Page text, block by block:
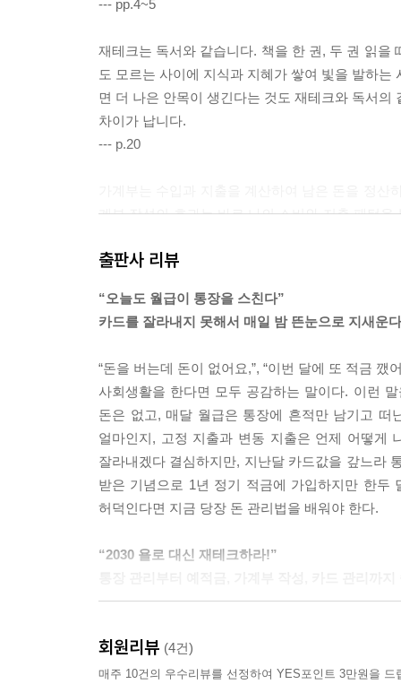
--- pp.4~5
재테크는 독서와 같습니다. 책을 한 권, 두 권 읽을
도 모르는 사이에 지식과 지혜가 쌓여 빛을 발하
면 더 나은 안목이 생긴다는 것도 재테크와 독서
차이가 납니다.
--- p.20
계부 작성의 효과는 바로 나의 소비와 저축 패턴
흐름 등은 어떤지 등을 확인할 수 있죠.
사회초년생일 때는 돈을 모으겠다는 의지가 불끈
를 좌우합니다.
--- p.182
꾸준히 경제 관련 내용을 접하면 금융을 보는 시
에 대한 안목이 높아져서 실제로 재테크를 할 때도
--- p.247
출판사 리뷰
“오늘도 월급이 통장을 스친다”
카드를 잘라내지 못해서 매일 밤 뜬눈으로 지새운
“돈을 버는데 돈이 없어요,”, “이번 달에 또 적금 깼
사회생활을 한다면 모두 공감하는 말이다. 이런
돈은 없고, 매달 월급은 통장에 흔적만 남기고
얼마인지, 고정 지출과 변동 지출은 언제 어떻게
잘라내겠다 결심하지만, 지난달 카드값을 갚느라
받은 기념으로 1년 정기 적금에 가입하지만 한
허덕인다면 지금 당장 돈 관리법을 배워야 한다.
“2030 욜로 대신 재테크하라!”
효과적이라고 말한다. 실제로 스무 살 때부터 지
않지만 돈 습관이 바로 잡혀서 통장 관리도 꼼꼼
회원리뷰 (4건)
매주 10건의 우수리뷰를 선정하여 YES포인트 3만원을 드